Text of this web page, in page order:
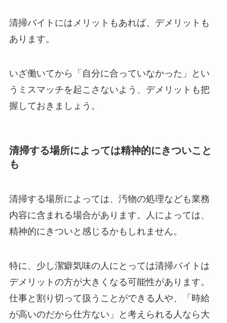
清掃バイトにはメリットもあれば、デメリットも
あります。
いざ働いてから「自分に合っていなかった」とい
うミスマッチを起こさないよう、デメリットも把
握しておきましょう。
清掃する場所によっては精神的にきついこと
も
清掃する場所によっては、汚物の処理なども業務
内容に含まれる場合があります。人によっては、
精神的にきついと感じるかもしれません。
特に、少し潔癖気味の人にとっては清掃バイトは
デメリットの方が大きくなる可能性があります。
仕事と割り切って扱うことができる人や、「時給
が高いのだから仕方ない」と考えられる人なら大